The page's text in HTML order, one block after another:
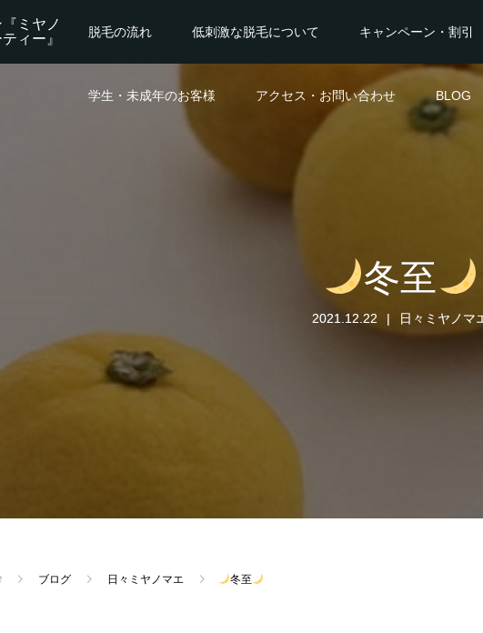
ミヤノ
ィー』
脱毛の流れ 低刺激な脱毛について キャンペーン・割引
学生・未成年のお客様 アクセス・お問い合わせ BLOG
冬至
2021.12.22 日々ミヤノマ
ブログ 日々ミヤノマエ 冬至